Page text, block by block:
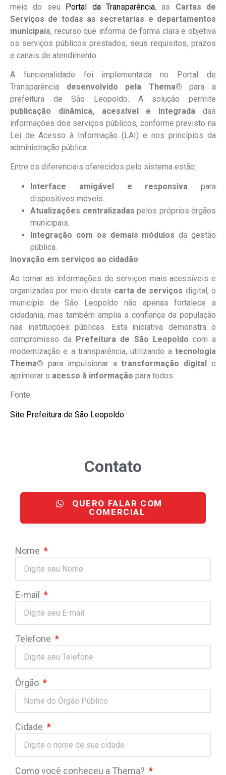
meio do seu Portal da Transparência, as Cartas de
Serviços de todas as secretarias e departamentos
municipais, recurso que informa de forma clara e objetiva
os serviços públicos prestados, seus requisitos, prazos
e canais de atendimento.
A funcionalidade foi implementada no Portal de
Transparência desenvolvido pela Thema® para a
prefeitura de São Leopoldo. A solução permite
publicação dinâmica, acessível e integrada das
informações dos serviços públicos, conforme previsto na
Lei de Acesso à Informação (LAI) e nos princípios da
administração pública.
Entre os diferenciais oferecidos pelo sistema estão:
Interface amigável e responsiva para
dispositivos móveis.
Atualizações centralizadas pelos próprios órgãos
municipais.
Integração com os demais módulos da gestão
pública.
Inovação em serviços ao cidadão
Ao tornar as informações de serviços mais acessíveis e
organizadas por meio desta carta de serviços digital, o
município de São Leopoldo não apenas fortalece a
cidadania, mas também amplia a confiança da população
nas instituições públicas. Esta iniciativa demonstra o
compromisso da Prefeitura de São Leopoldo com a
modernização e a transparência, utilizando a tecnologia
Thema® para impulsionar atransformação digital e
aprimorar o acesso à informação para todos.
Fonte:
Site Prefeitura de São Leopoldo
Contato
QUERO FALAR COM
COMERCIAL
Nome
E-mail
Telefone
Órgão
Cidade
Como você conheceu a Thema?